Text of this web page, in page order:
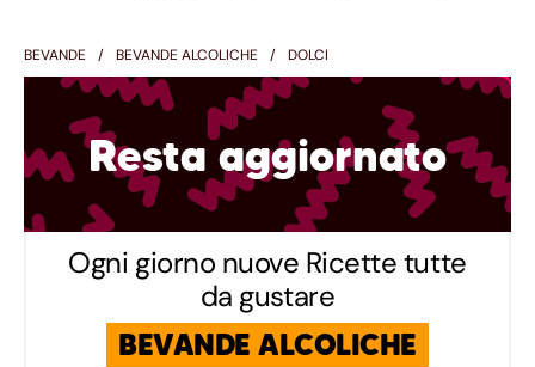
BEVANDE BEVANDE ALCOLICHE DOLCI
Resta aggiornato
Ogni giorno nuove Ricette tutte
da gustare
BEVANDE ALCOLICHE